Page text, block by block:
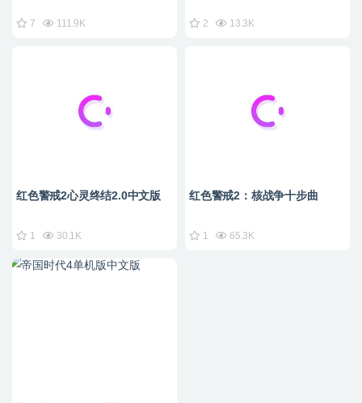
7 111.9K 2 13.3K
红色警戒2心灵终结2.0中文版
1 30.1K
红色警戒2：核战争十步曲
1 65.3K